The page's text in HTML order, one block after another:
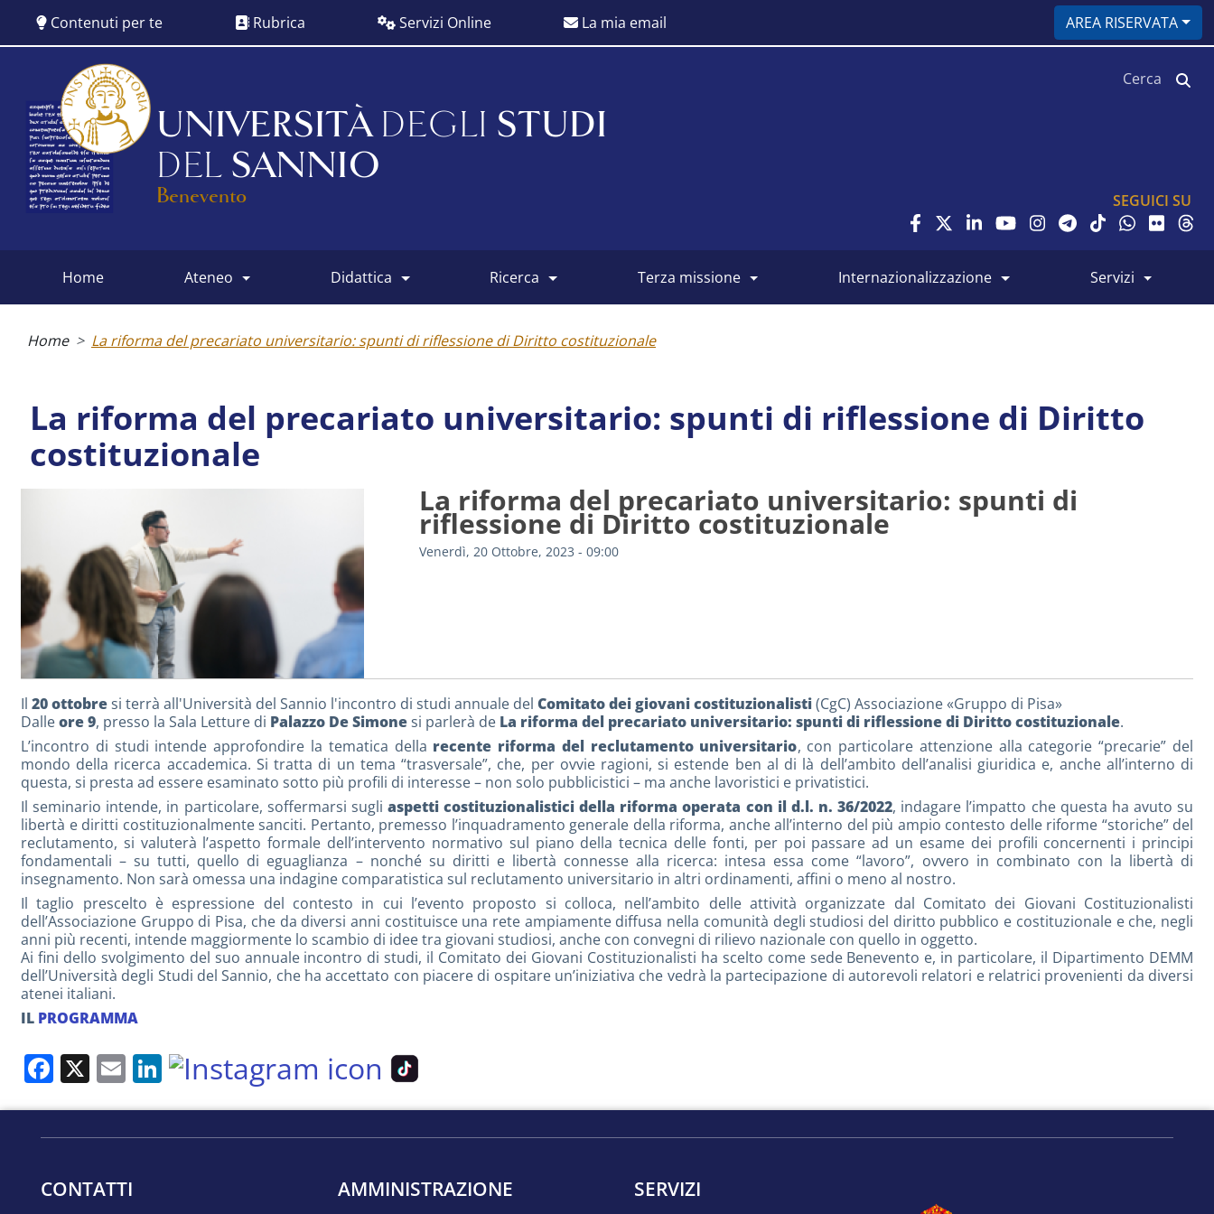
contenuto
Contenuti per te Rubrica Servizi Online La mia email AREA RISERVATA
UNIVERSITÀ DEGLI STUDI
DEL SANNIO
Benevento SEGUICI SU
menu
home ateneo didattica ricerca terza missione internazionalizzazione servizi
Home La riforma del precariato universitario: spunti di riflessione di Diritto costituzionale
La riforma del precariato universitario: spunti di riflessione di Diritto
costituzionale
La riforma del precariato universitario: spunti di
riflessione di Diritto costituzionale
Venerdì, 20 Ottobre, 2023 - 09:00
Il 20 ottobresi terrà all'Università del Sannio l'incontro di studi annuale del Comitato dei giovani costituzionalisti(CgC) Associazione «Gruppo di Pisa»
Dalleore 9, presso la Sala Letture di Palazzo De Simonesi parlerà de La riforma del precariato universitario: spunti di riflessione di Diritto costituzionale.
L’incontro di studi intende approfondire la tematica della recente riforma del reclutamento universitario, con particolare attenzione alla categorie “precarie” del
mondo della ricerca accademica. Si tratta di un tema “trasversale”, che, per ovvie ragioni, si estende ben al di là dell’ambito dell’analisi giuridica e, anche all’interno di
questa, si presta ad essere esaminato sotto più profili di interesse – non solo pubblicistici – ma anche lavoristici e privatistici.
Il seminario intende, in particolare, soffermarsi sugli aspetti costituzionalistici della riforma operata con il d.l. n. 36/2022, indagare l’impatto che questa ha avuto su
libertà e diritti costituzionalmente sanciti. Pertanto, premesso l’inquadramento generale della riforma, anche all’interno del più ampio contesto delle riforme “storiche” del
reclutamento, si valuterà l’aspetto formale dell’intervento normativo sul piano della tecnica delle fonti, per poi passare ad un esame dei profili concernenti i principi
fondamentali – su tutti, quello di eguaglianza – nonché su diritti e libertà connesse alla ricerca: intesa essa come “lavoro”, ovvero in combinato con la libertà di
insegnamento. Non sarà omessa una indagine comparatistica sul reclutamento universitario in altri ordinamenti, affini o meno al nostro.
Il taglio prescelto è espressione del contesto in cui l’evento proposto si colloca, nell’ambito delle attività organizzate dal Comitato dei Giovani Costituzionalisti
dell’Associazione Gruppo di Pisa, che da diversi anni costituisce una rete ampiamente diffusa nella comunità degli studiosi del diritto pubblico e costituzionale e che, negli
anni più recenti, intende maggiormente lo scambio di idee tra giovani studiosi, anche con convegni di rilievo nazionale con quello in oggetto.
Ai fini dello svolgimento del suo annuale incontro di studi, il Comitato dei Giovani Costituzionalisti ha scelto come sede Benevento e, in particolare, il Dipartimento DEMM
dell’Università degli Studi del Sannio, che ha accettato con piacere di ospitare un’iniziativa che vedrà la partecipazione di autorevoli relatori e relatrici provenienti da diversi
atenei italiani.
IL PROGRAMMA
Facebook
X EmailLinkedIn
CONTATTI AMMINISTRAZIONE SERVIZI